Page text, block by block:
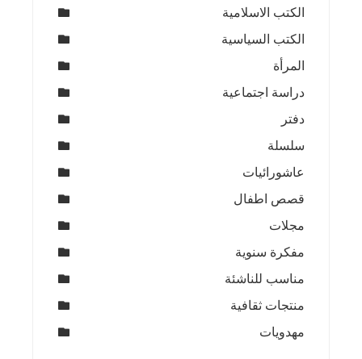
الكتب الاسلامية
الكتب السياسية
المرأة
دراسة اجتماعية
دفتر
سلسلة
عاشورائيات
قصص اطفال
مجلات
مفكرة سنوية
مناسب للناشئة
منتجات ثقافية
مهدويات